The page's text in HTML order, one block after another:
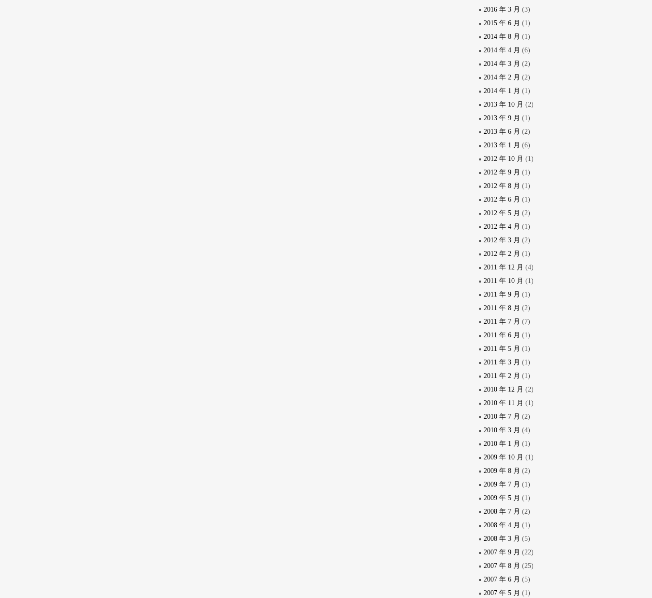
2016 年 3 月 (3)
2015 年 6 月 (1)
2014 年 8 月 (1)
2014 年 4 月 (6)
2014 年 3 月 (2)
2014 年 2 月 (2)
2014 年 1 月 (1)
2013 年 10 月 (2)
2013 年 9 月 (1)
2013 年 6 月 (2)
2013 年 1 月 (6)
2012 年 10 月 (1)
2012 年 9 月 (1)
2012 年 8 月 (1)
2012 年 6 月 (1)
2012 年 5 月 (2)
2012 年 4 月 (1)
2012 年 3 月 (2)
2012 年 2 月 (1)
2011 年 12 月 (4)
2011 年 10 月 (1)
2011 年 9 月 (1)
2011 年 8 月 (2)
2011 年 7 月 (7)
2011 年 6 月 (1)
2011 年 5 月 (1)
2011 年 3 月 (1)
2011 年 2 月 (1)
2010 年 12 月 (2)
2010 年 11 月 (1)
2010 年 7 月 (2)
2010 年 3 月 (4)
2010 年 1 月 (1)
2009 年 10 月 (1)
2009 年 8 月 (2)
2009 年 7 月 (1)
2009 年 5 月 (1)
2008 年 7 月 (2)
2008 年 4 月 (1)
2008 年 3 月 (5)
2007 年 9 月 (22)
2007 年 8 月 (25)
2007 年 6 月 (5)
2007 年 5 月 (1)